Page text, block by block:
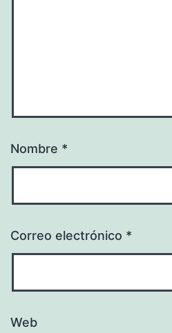
Nombre *
Correo electrónico *
Web